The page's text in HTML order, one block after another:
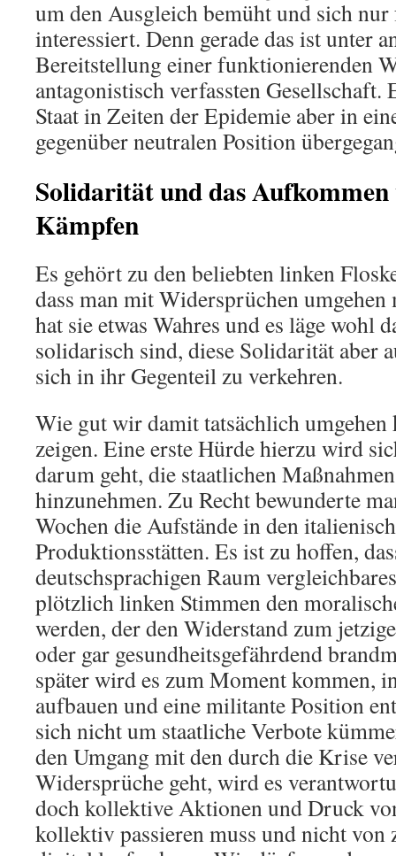
um den Ausgleich bemüht und sich
interessiert. Denn gerade das ist unter
Bereitstellung einer funktionierenden
antagonistisch verfassten Gesellschaft.
Staat in Zeiten der Epidemie aber in
gegenüber neutralen Position
Solidarität und das Aufkommen
Kämpfen
Es gehört zu den beliebten linken
dass man mit Widersprüchen umgehen
hat sie etwas Wahres und es läge wohl
solidarisch sind, diese Solidarität aber
sich in ihr Gegenteil zu verkehren.
Wie gut wir damit tatsächlich
zeigen. Eine erste Hürde hierzu wird
darum geht, die staatlichen
hinzunehmen. Zu Recht bewunderte
Wochen die Aufstände in den
Produktionsstätten. Es ist zu hoffen,
deutschsprachigen Raum
plötzlich linken Stimmen den
werden, der den Widerstand zum
oder gar gesundheitsgefährdend
später wird es zum Moment kommen,
aufbauen und eine militante Position
sich nicht um staatliche Verbote
den Umgang mit den durch die Krise
Widersprüche geht, wird es
doch kollektive Aktionen und Druck
kollektiv passieren muss und nicht von